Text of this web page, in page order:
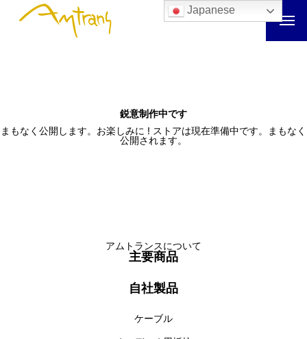
鋭意制作中です
まもなく公開します。お楽しみに ! ストアは現在準備中です。まもなく
公開されます。
アムトランスについて
主要商品
自社製品
ケーブル
Japanese